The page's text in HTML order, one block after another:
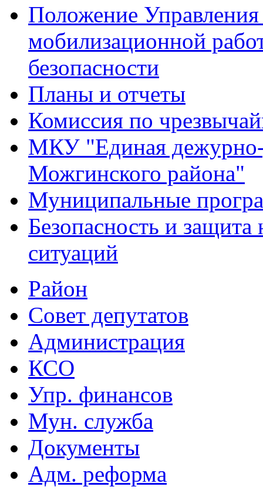
Положение
мобилизационной
безопасности
Планы и отчеты
Комиссия по
МКУ "Единая дежурно-
Можгинского района"
Муниципальные
Безопасность и
ситуаций
Район
Совет депутатов
Администрация
КСО
Упр. финансов
Мун. служба
Документы
Адм. реформа